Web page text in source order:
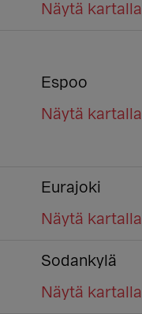
Näytä kartalla
Espoo
Näytä kartalla
Eurajoki
Näytä kartalla
Sodankylä
Näytä kartalla